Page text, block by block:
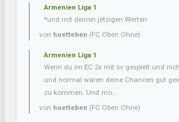
Armenien Liga 1
*und mit deinen jetzigen Werten
von huetteben (FC Oben Ohne)
Armenien Liga 1
Wenn du im EC 2x mit sv gespielt und
und normal wären deine Chancen gut
zu kommen. Und mo...
von huetteben (FC Oben Ohne)